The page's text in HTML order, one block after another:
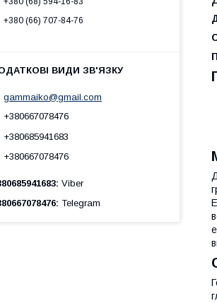
+380 (66) 707-84-76
gammaiko@gmail.com
+380667078476
+380685941683
+380667078476
Viber
Telegram